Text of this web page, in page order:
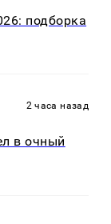
подборка
2 часа назад
в очный